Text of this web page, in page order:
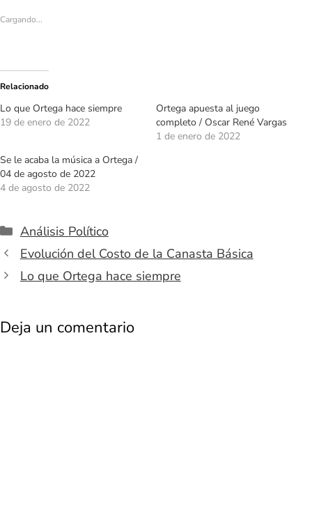
Cargando...
Relacionado
Lo que Ortega hace siempre
19 de enero de 2022
Ortega apuesta al juego
completo / Oscar René Vargas
1 de enero de 2022
Se le acaba la música a Ortega /
04 de agosto de 2022
4 de agosto de 2022
Categorías
Análisis Político
Evolución del Costo de la Canasta Básica
Lo que Ortega hace siempre
Deja un comentario